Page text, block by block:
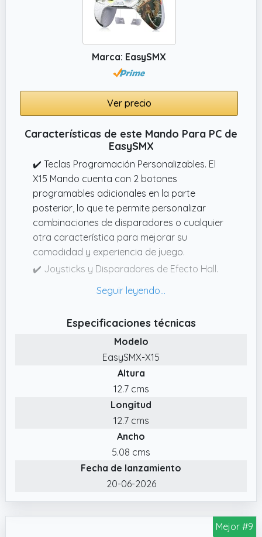
Marca: EasySMX
Ver precio
Características de este Mando Para PC de
EasySMX
✔️ Teclas Programación Personalizables. El
X15 Mando cuenta con 2 botones
programables adicionales en la parte
posterior, lo que te permite personalizar
combinaciones de disparadores o cualquier
otra característica para mejorar su
comodidad y experiencia de juego.
✔️ Joysticks y Disparadores de Efecto Hall.
control mejorado del joystick con nuestros
✔️ 20 Horas de Duración de la Batería. Dile
adiós a las interrupciones durante tus
sesiones de juego.
✔️ Iluminación RGB Genial. Sumérgete en la
cautivadora exploración del universo con el
exclusivo diseño de iluminación RGB del
EasySMX X15 Mando PC.
✔️ Compatibilidad Versátil. Nuestro gampad
X15 está diseñado para ser compatible con
varias plataformas, incluidas PC, Switch, iOS y
Especificaciones técnicas
Modelo
EasySMX-X15
Altura
12.7 cms
Longitud
12.7 cms
Ancho
5.08 cms
Fecha de lanzamiento
20-06-2026
Mejor #9